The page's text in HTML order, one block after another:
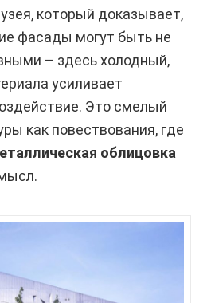
который доказывает,
фасады могут быть не
– здесь холодный,
усиливает
Это смелый
как повествования, где
облицовка